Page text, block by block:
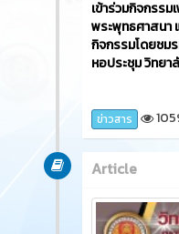
วันศุกร์ที่ 22 ธัน
ธรณ์ ผู้อำนวยกา
จิสติกส์ เข้าร่วม
สำนึกถึงหลักคำ
โดย แผนกวิชา